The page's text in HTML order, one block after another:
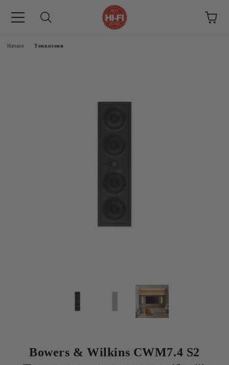
Начало Тонколони
Bowers & Wilkins CWM7.4 S2